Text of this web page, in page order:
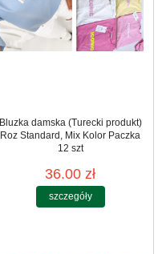
Bluzka damska (Turecki produkt)
Roz Standard, Mix Kolor Paczka
12 szt
36.00 zł
szczegóły